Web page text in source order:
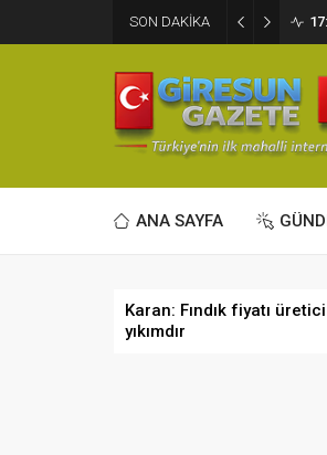
SON DAKİKA
ANA SAYFA
Karan: Fındık fiyatı
yıkımdır